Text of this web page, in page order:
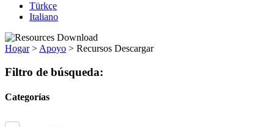
Türkçe
Italiano
Hogar > Apoyo > Recursos Descargar
Filtro de búsqueda:
Categorías